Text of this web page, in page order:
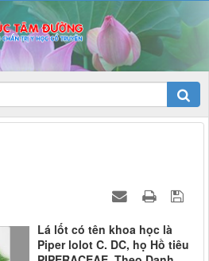
Lá lốt có tên khoa học là
Piper lolot C. DC, họ Hồ tiêu